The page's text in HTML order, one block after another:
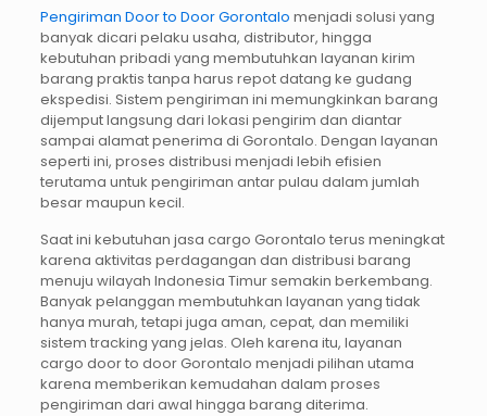
Pengiriman Door to Door Gorontalo menjadi solusi yang
banyak dicari pelaku usaha, distributor, hingga
kebutuhan pribadi yang membutuhkan layanan kirim
barang praktis tanpa harus repot datang ke gudang
ekspedisi. Sistem pengiriman ini memungkinkan barang
dijemput langsung dari lokasi pengirim dan diantar
sampai alamat penerima di Gorontalo. Dengan layanan
seperti ini, proses distribusi menjadi lebih efisien
terutama untuk pengiriman antar pulau dalam jumlah
besar maupun kecil.
Saat ini kebutuhan jasa cargo Gorontalo terus meningkat
karena aktivitas perdagangan dan distribusi barang
menuju wilayah Indonesia Timur semakin berkembang.
Banyak pelanggan membutuhkan layanan yang tidak
hanya murah, tetapi juga aman, cepat, dan memiliki
sistem tracking yang jelas. Oleh karena itu, layanan
cargo door to door Gorontalo menjadi pilihan utama
karena memberikan kemudahan dalam proses
pengiriman dari awal hingga barang diterima.